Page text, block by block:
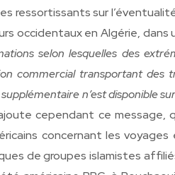
ressortissants sur
occidentaux en Algérie, dans
selon lesquelles des
commercial transportant des
n’est disponible
cependant ce message,
concernant les voyages
de groupes islamistes